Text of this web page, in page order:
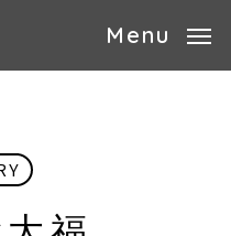
Menu